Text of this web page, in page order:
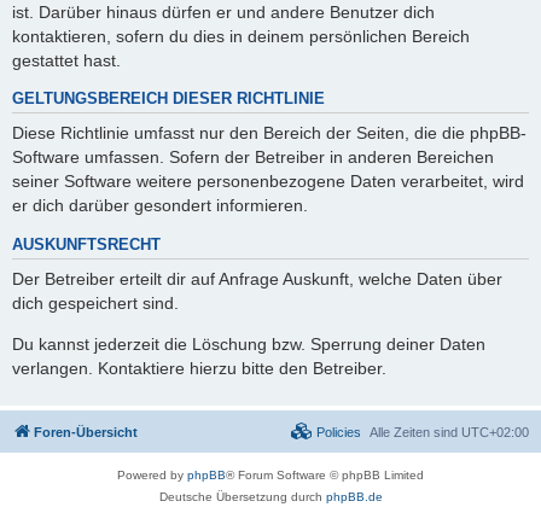
ist. Darüber hinaus dürfen er und andere Benutzer dich
kontaktieren, sofern du dies in deinem persönlichen Bereich
gestattet hast.
GELTUNGSBEREICH DIESER RICHTLINIE
Diese Richtlinie umfasst nur den Bereich der Seiten, die die phpBB-
Software umfassen. Sofern der Betreiber in anderen Bereichen
seiner Software weitere personenbezogene Daten verarbeitet, wird
er dich darüber gesondert informieren.
AUSKUNFTSRECHT
Der Betreiber erteilt dir auf Anfrage Auskunft, welche Daten über
dich gespeichert sind.
Du kannst jederzeit die Löschung bzw. Sperrung deiner Daten
verlangen. Kontaktiere hierzu bitte den Betreiber.
Foren-Übersicht Alle Zeiten sind UTC+02:00
Policies
Powered by phpBB® Forum Software © phpBB Limited
Deutsche Übersetzung durch phpBB.de